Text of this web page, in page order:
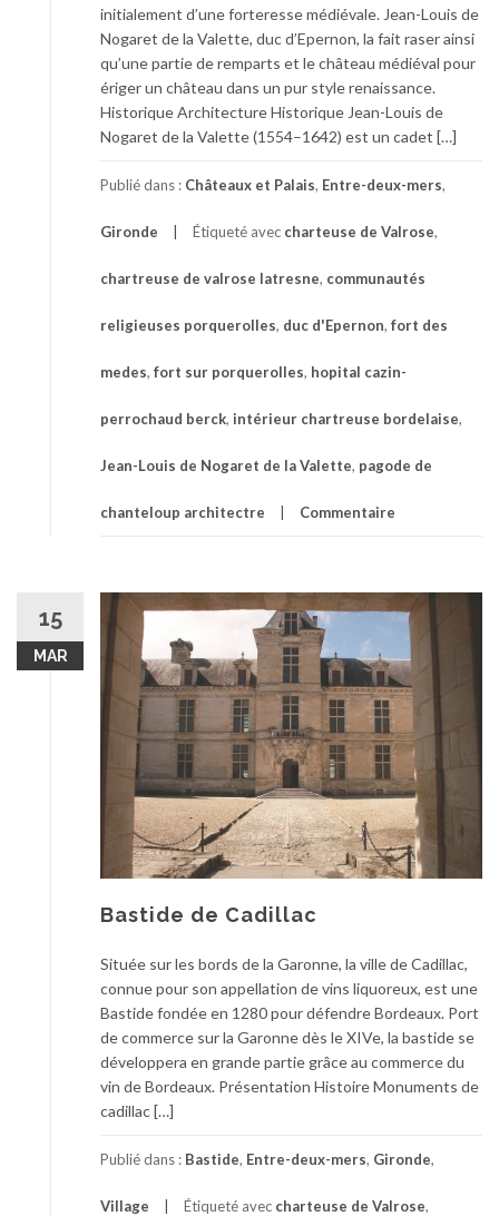
initialement d’une forteresse médiévale. Jean-Louis de
Nogaret de la Valette, duc d’Epernon, la fait raser ainsi
qu’une partie de remparts et le château médiéval pour
ériger un château dans un pur style renaissance.
Historique Architecture Historique Jean-Louis de
Nogaret de la Valette (1554–1642) est un cadet […]
Publié dans : Châteaux et Palais, Entre-deux-mers,
Gironde Étiqueté avec charteuse de Valrose,
chartreuse de valrose latresne, communautés
religieuses porquerolles, duc d'Epernon, fort des
medes, fort sur porquerolles, hopital cazin-
perrochaud berck, intérieur chartreuse bordelaise,
Jean-Louis de Nogaret de la Valette, pagode de
chanteloup architectre Commentaire
15
MAR
Bastide de Cadillac
Située sur les bords de la Garonne, la ville de Cadillac,
connue pour son appellation de vins liquoreux, est une
Bastide fondée en 1280 pour défendre Bordeaux. Port
de commerce sur la Garonne dès le XIVe, la bastide se
développera en grande partie grâce au commerce du
vin de Bordeaux. Présentation Histoire Monuments de
cadillac […]
Publié dans : Bastide, Entre-deux-mers, Gironde,
Village Étiqueté avec charteuse de Valrose,